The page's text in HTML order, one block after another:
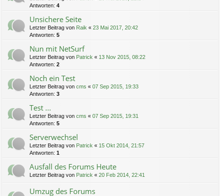
Antworten: 4
Unsichere Seite
Letzter Beitrag von Raik « 23 Mai 2017, 20:42
Antworten: 5
Nun mit NetSurf
Letzter Beitrag von Patrick « 13 Nov 2015, 08:22
Antworten: 2
Noch ein Test
Letzter Beitrag von cms « 07 Sep 2015, 19:33
Antworten: 3
Test ...
Letzter Beitrag von cms « 07 Sep 2015, 19:31
Antworten: 5
Serverwechsel
Letzter Beitrag von Patrick « 15 Okt 2014, 21:57
Antworten: 1
Ausfall des Forums Heute
Letzter Beitrag von Patrick « 20 Feb 2014, 22:41
Umzug des Forums